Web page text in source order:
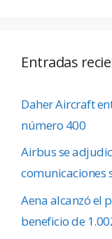
Entradas
Daher Aircraft
número 400
Airbus se
comunicaciones
Aena alcanzó el
beneficio de